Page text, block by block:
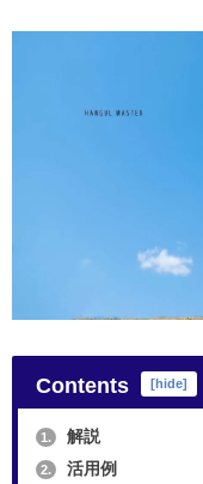
Contents [hide]
1. 解説
2. 活用例